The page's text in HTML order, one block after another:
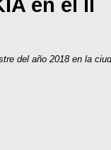
del año 2018 en la